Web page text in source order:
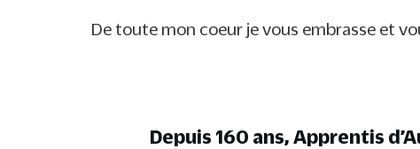
De toute mon coeur je vous embrasse et
Depuis 160 ans, Apprentis